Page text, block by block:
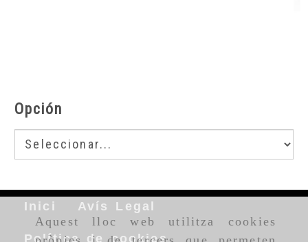
Aquest lloc web utilitza cookies
Opción
Inici Avís Legal
Política de cookies